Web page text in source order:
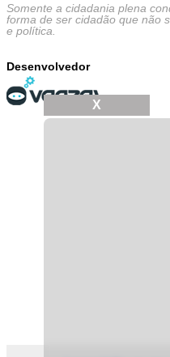
Somente a cidadania plena
forma de ser cidadão que não
e política.
Desenvolvedor
X